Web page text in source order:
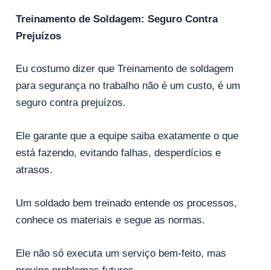
Treinamento de Soldagem: Seguro Contra
Prejuízos
Eu costumo dizer que Treinamento de soldagem
para segurança no trabalho não é um custo, é um
seguro contra prejuízos.
Ele garante que a equipe saiba exatamente o que
está fazendo, evitando falhas, desperdícios e
atrasos.
Um soldado bem treinado entende os processos,
conhece os materiais e segue as normas.
Ele não só executa um serviço bem-feito, mas